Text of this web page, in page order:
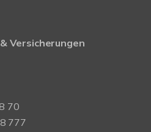
Versicherungen
70
777